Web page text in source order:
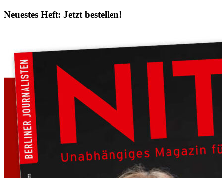
Neuestes Heft: Jetzt bestellen!